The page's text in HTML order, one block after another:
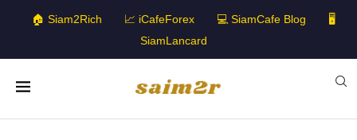
🏠 Siam2Rich 📈 iCafeForex 💻 SiamCafe Blog
🖥️
SiamLancard